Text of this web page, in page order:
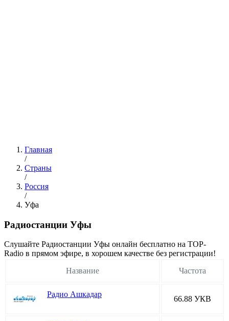
Главная
/
Страны
/
Россия
/
Уфа
Радиостанции Уфы
Cлушайте Радиостанции Уфы онлайн бесплатно на TOP-
Radio в прямом эфире, в хорошем качестве без регистрации!
Название
Частота
Радио Ашкадар
66.88 УКВ